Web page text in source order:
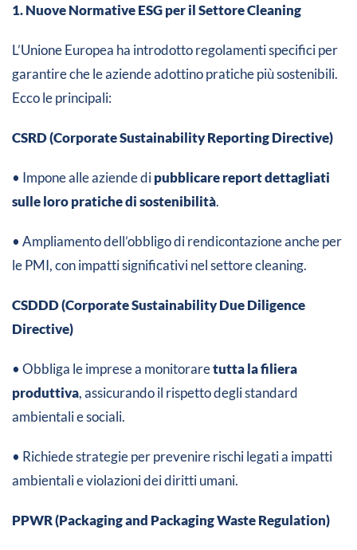
1. Nuove Normative ESG per il Settore Cleaning
L’Unione Europea ha introdotto regolamenti specifici per
garantire che le aziende adottino pratiche più sostenibili.
Ecco le principali:
CSRD (Corporate Sustainability Reporting Directive)
• Impone alle aziende dipubblicare report dettagliati
sulle loro pratiche di sostenibilità.
• Ampliamento dell’obbligo di rendicontazione anche per
le PMI, con impatti significativi nel settore cleaning.
CSDDD (Corporate Sustainability Due Diligence
Directive)
• Obbliga le imprese a monitoraretutta la filiera
produttiva, assicurando il rispetto degli standard
ambientali e sociali.
• Richiede strategie per prevenire rischi legati a impatti
ambientali e violazioni dei diritti umani.
PPWR (Packaging and Packaging Waste Regulation)